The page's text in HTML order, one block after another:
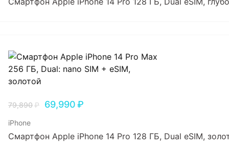
79,890₽ 69,990₽
iPhone
Смартфон Apple iPhone 14 Pro 128 ГБ, Dual еSIM,